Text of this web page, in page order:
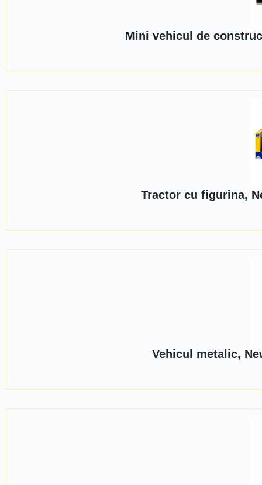
Mini vehicul de
Tractor cu figurina,
Vehicul metalic,